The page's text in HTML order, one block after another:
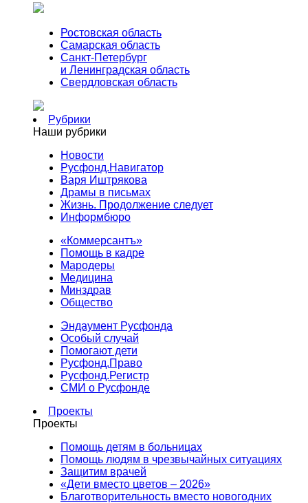
Ростовская область
Самарская область
Санкт-Петербург
и Ленинградская область
Свердловская область
Рубрики
Наши рубрики
Новости
Русфонд.Навигатор
Варя Иштрякова
Драмы в письмах
Жизнь. Продолжение следует
Информбюро
«Коммерсантъ»
Помощь в кадре
Мародеры
Медицина
Минздрав
Общество
Эндаумент Русфонда
Особый случай
Помогают дети
Русфонд.Право
Русфонд.Регистр
СМИ о Русфонде
Проекты
Проекты
Помощь детям в больницах
Помощь людям в чрезвычайных ситуациях
Защитим врачей
«Дети вместо цветов – 2026»
Благотворительность вместо новогодних